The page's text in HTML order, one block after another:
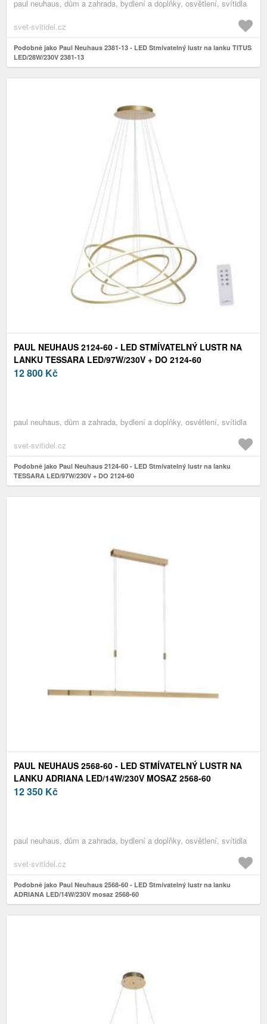
paul neuhaus, dům a zahrada, bydlení a doplňky, osvětlení, svítidla
svet-svitidel.cz
Podobně jako Paul Neuhaus 2381-13 - LED Stmívatelný lustr na lanku TITUS
LED/28W/230V 2381-13
PAUL NEUHAUS 2124-60 - LED STMÍVATELNÝ LUSTR NA
LANKU TESSARA LED/97W/230V + DO 2124-60
12 800 Kč
paul neuhaus, dům a zahrada, bydlení a doplňky, osvětlení, svítidla
svet-svitidel.cz
Podobně jako Paul Neuhaus 2124-60 - LED Stmívatelný lustr na lanku
TESSARA LED/97W/230V + DO 2124-60
PAUL NEUHAUS 2568-60 - LED STMÍVATELNÝ LUSTR NA
LANKU ADRIANA LED/14W/230V MOSAZ 2568-60
12 350 Kč
paul neuhaus, dům a zahrada, bydlení a doplňky, osvětlení, svítidla
svet-svitidel.cz
Podobně jako Paul Neuhaus 2568-60 - LED Stmívatelný lustr na lanku
ADRIANA LED/14W/230V mosaz 2568-60